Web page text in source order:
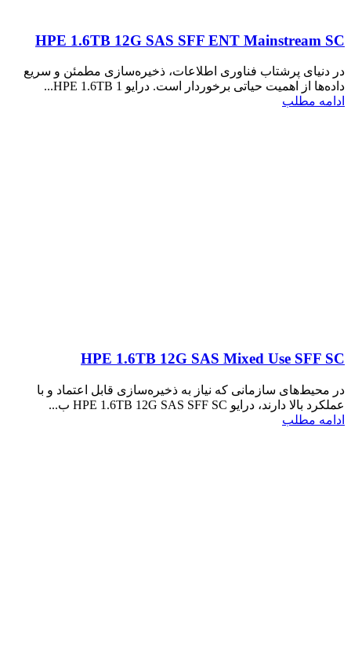
HPE 1.6TB 12G SAS SFF ENT Mainstream SC
در دنیای پرشتاب فناوری اطلاعات، ذخیره‌سازی مطمئن و سریع
داده‌ها از اهمیت حیاتی برخوردار است. درایو HPE 1.6TB 1...
ادامه مطلب
HPE 1.6TB 12G SAS Mixed Use SFF SC
در محیط‌های سازمانی که نیاز به ذخیره‌سازی قابل اعتماد و با
عملکرد بالا دارند، درایو HPE 1.6TB 12G SAS SFF SC ب...
ادامه مطلب